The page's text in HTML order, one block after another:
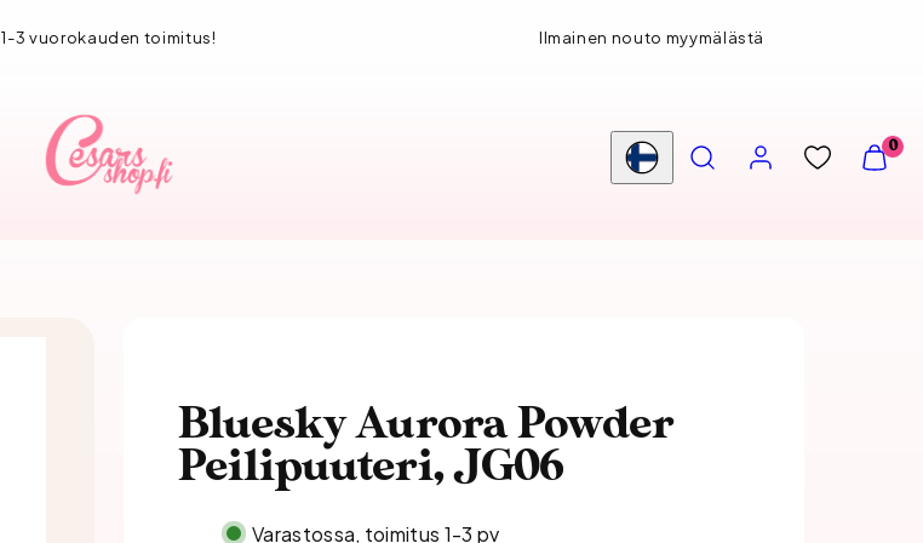
1-3 vuorokauden toimitus! Ilmainen nouto myymälästä
Maa/alue
HAE
NÄYTÄ
0
Bluesky Aurora Powder
Peilipuuteri, JG06
Varastossa, toimitus 1-3 pv